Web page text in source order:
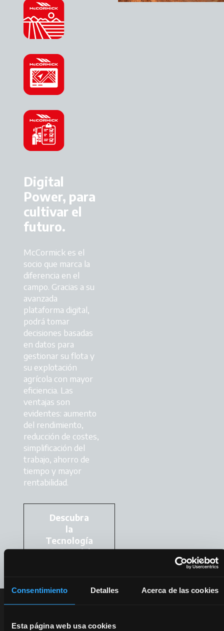
Consentimiento Detalles Acerca de las cookies
Esta página web usa cookies
Digital
Power, para
cultivar el
futuro.
McCormick es el
socio que marca la
diferencia en el
campo. Gracias a su
avanzada
plataforma digital,
podrá tomar
decisiones basadas
en datos para
gestionar su flota y
su explotación
agrícola con mayor
eficiencia. Las
ventajas son
evidentes: aumento
del rendimiento,
reducción de costes,
simplificación del
trabajo, ahorro de
tiempo y mayor
rentabilidad.
Descubra
la
Tecnología
McCormick
Servicios McCormick, su
garantía de excelencia.